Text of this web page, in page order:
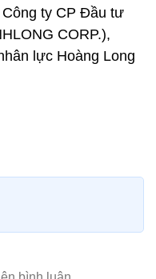
ty CP Đầu tư
CORP.),
lực Hoàng Long